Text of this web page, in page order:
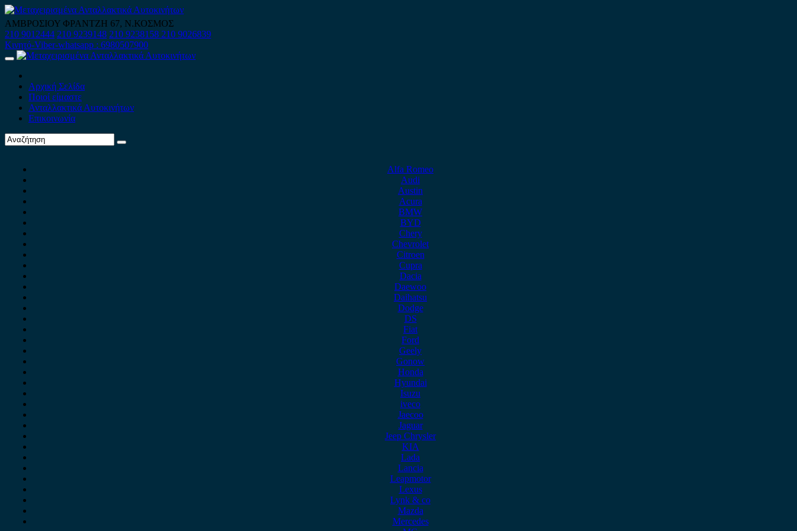
Skip
to
content
ΑΜΒΡΟΣΙΟΥ ΦΡΑΝΤΖΗ 67, Ν.ΚΟΣΜΟΣ
210 9012444 210 9239148 210 9238158 210 9026839
Κινητό-Viber-whatsapp : 6980507900
Primary
Αρχική Σελίδα
Ποιοί είμαστε
Ανταλλακτικά Αυτοκινήτων
Επικοινωνία
Alfa Romeo
Audi
Austin
Acura
BMW
BYD
Chery
Chevrolet
Citroen
Cupra
Dacia
Daewoo
Daihatsu
Dodge
DS
Fiat
Ford
Geely
Gonow
Honda
Hyundai
Isuzu
iveco
Jaecoo
Jaguar
Jeep Chrysler
KIA
Lada
Lancia
Leapmotor
Lexus
Lynk & co
Mazda
Mercedes